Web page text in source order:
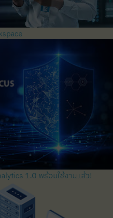
1.0 พร้อมใช้งานแล้ว!